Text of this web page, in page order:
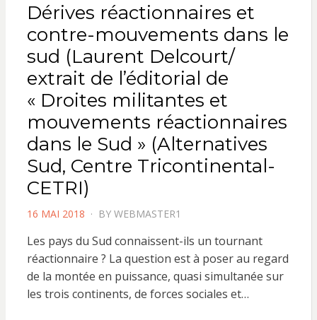
Dérives réactionnaires et
contre-mouvements dans le
sud (Laurent Delcourt/
extrait de l’éditorial de
« Droites militantes et
mouvements réactionnaires
dans le Sud » (Alternatives
Sud, Centre Tricontinental-
CETRI)
POSTED
16 MAI 2018 BY WEBMASTER1
Les pays du Sud connaissent-ils un tournant
réactionnaire ? La question est à poser au regard
de la montée en puissance, quasi simultanée sur
les trois continents, de forces sociales et…